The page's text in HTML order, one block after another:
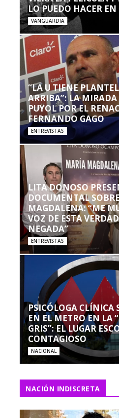
LO PUEDO HACER EN
VANGUARDIA
“LA U TIENE
ARRIBA”: LA
PUYOL POR EL
FERNANDO GAGO
ENTREVISTAS
LITA DONOSO
DOCUMENTAL
MAGDALENA: “ME
VOZ DE ESTA
NEGADA”
ENTREVISTAS
PSICÓLOGA CLÍNICA
EN EL METRO EN LA
GRIS”: EL LUGAR
CONTAGIOSO
NACIONAL
NACIÓN INDISCRETA